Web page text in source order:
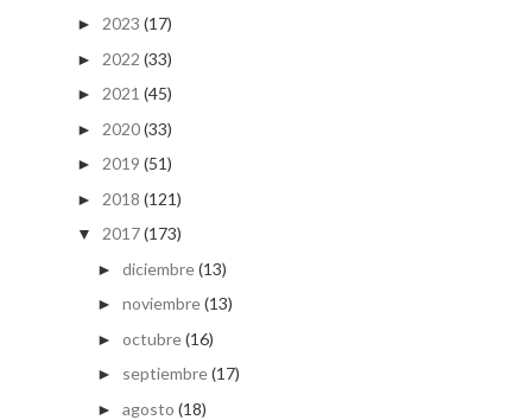
► 2023 (17)
► 2022 (33)
► 2021 (45)
► 2020(33)
► 2019 (51)
► 2018 (121)
▼ 2017(173)
► diciembre(13)
► noviembre(13)
► octubre(16)
► septiembre(17)
► agosto (18)